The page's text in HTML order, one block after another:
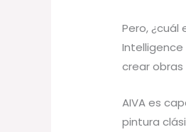
Pero, ¿cuál
Intelligence
crear
AIVA es
pintura